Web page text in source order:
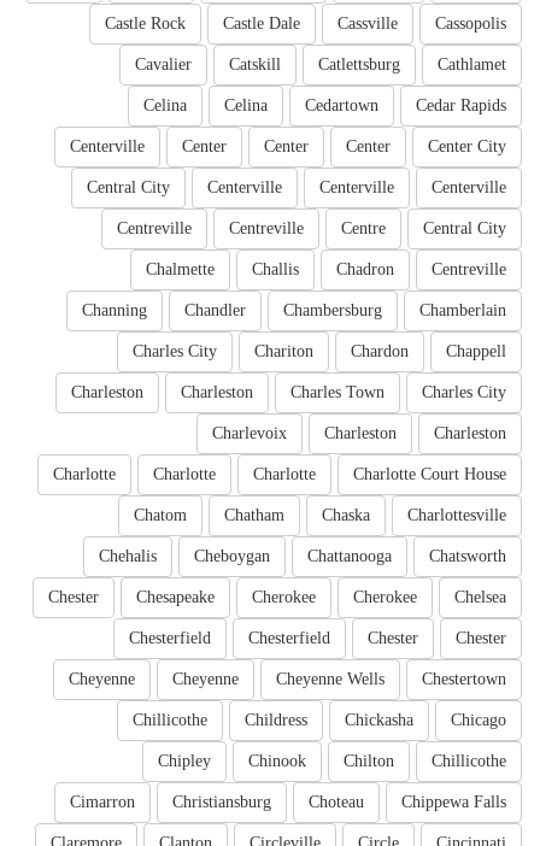
Cassopolis
Cassville
Castle Dale
Castle Rock
Cathlamet
Catlettsburg
Catskill
Cavalier
Cedar Rapids
Cedartown
Celina
Celina
Center City
Center
Center
Center
Centerville
Centerville
Centerville
Centerville
Central City
Central City
Centre
Centreville
Centreville
Centreville
Chadron
Challis
Chalmette
Chamberlain
Chambersburg
Chandler
Channing
Chappell
Chardon
Chariton
Charles City
Charles City
Charles Town
Charleston
Charleston
Charleston
Charleston
Charlevoix
Charlotte Court House
Charlotte
Charlotte
Charlotte
Charlottesville
Chaska
Chatham
Chatom
Chatsworth
Chattanooga
Cheboygan
Chehalis
Chelsea
Cherokee
Cherokee
Chesapeake
Chester
Chester
Chester
Chesterfield
Chesterfield
Chestertown
Cheyenne Wells
Cheyenne
Cheyenne
Chicago
Chickasha
Childress
Chillicothe
Chillicothe
Chilton
Chinook
Chipley
Chippewa Falls
Choteau
Christiansburg
Cimarron